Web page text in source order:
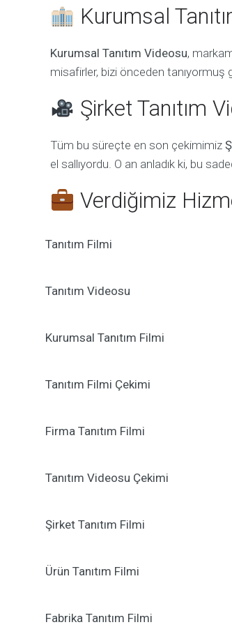
Kurumsal
Kurumsal Tanıtım Videosu,
misafirler, bizi önceden tanıyormuş
Şirket Tanıtım
Tüm bu süreçte en son çekimimiz
el sallıyordu. O an anladık ki, bu
Verdiğimiz
Tanıtım Filmi
Tanıtım Videosu
Kurumsal Tanıtım Filmi
Tanıtım Filmi Çekimi
Firma Tanıtım Filmi
Tanıtım Videosu Çekimi
Şirket Tanıtım Filmi
Ürün Tanıtım Filmi
Fabrika Tanıtım Filmi